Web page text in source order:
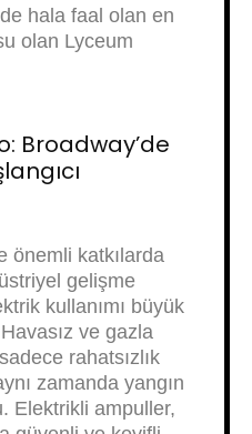
hala faal olan en
olan Lyceum
Broadway’de
önemli katkılarda
gelişme
kullanımı büyük
ve gazla
rahatsızlık
zamanda yangın
Elektrikli ampuller,